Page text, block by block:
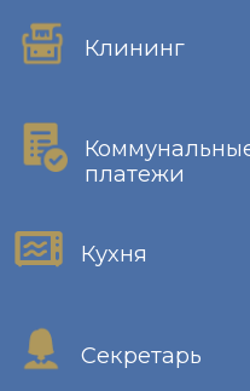
Написать нам в
Что такое
офис?